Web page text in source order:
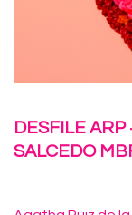
DESFILE ARP
SALCEDO